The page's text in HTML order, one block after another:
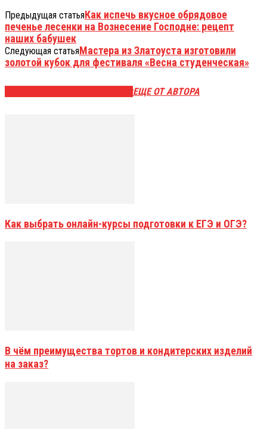
Предыдущая статьяКак испечь вкусное обрядовое
печенье лесенки на Вознесение Господне: рецепт
наших бабушек
Следующая статьяМастера из Златоуста изготовили
золотой кубок для фестиваля «Весна студенческая»
ЕЩЕ ОТ АВТОРА
Как выбрать онлайн-курсы подготовки к ЕГЭ и ОГЭ?
В чём преимущества тортов и кондитерских изделий
на заказ?